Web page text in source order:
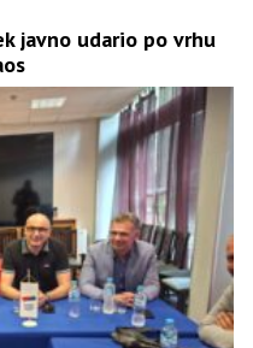
javno udario po vrhu